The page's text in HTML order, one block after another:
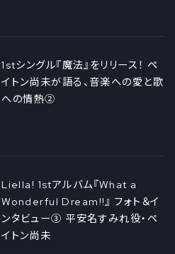
1stシングル『魔法』をリリース！ ペ
イトン尚未が語る、音楽への愛と歌
への情熱②
Liella! 1stアルバム『What a
Wonderful Dream!!』 フォト＆イ
ンタビュー③ 平安名すみれ役・ペ
イトン尚未